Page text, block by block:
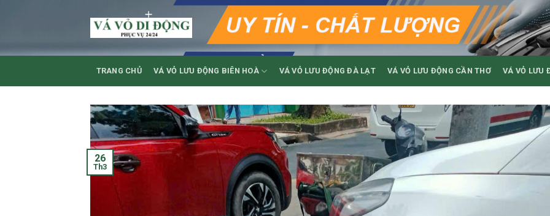
TRANG CHỦ VÁ VỎ LƯU ĐỘNG BIÊN HOÀ VÁ VỎ LƯU ĐỘNG ĐÀ LẠT VÁ VỎ LƯU ĐỘNG CẦN THƠ VÁ VỎ LƯU
26
Th3